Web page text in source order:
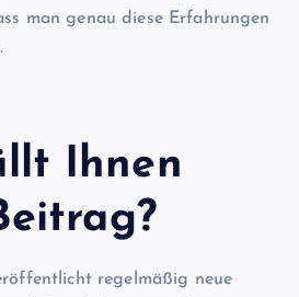
man genau diese Erfahrungen
Ihnen
regelmäßig neue